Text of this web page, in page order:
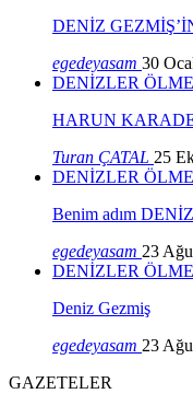
DENİZ
egedeyasam 30
DENİZLER
HARUN
Turan ÇATAL 25
DENİZLER
Benim adım
egedeyasam 23
DENİZLER
Deniz Gezmiş
egedeyasam 23
GAZETELER